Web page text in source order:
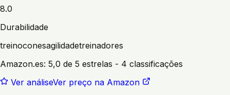
8.0
Durabilidade
treinoconesagilidadetreinadores
Amazon.es: 5,0 de 5 estrelas - 4 classificações
Ver análiseVer preço na Amazon